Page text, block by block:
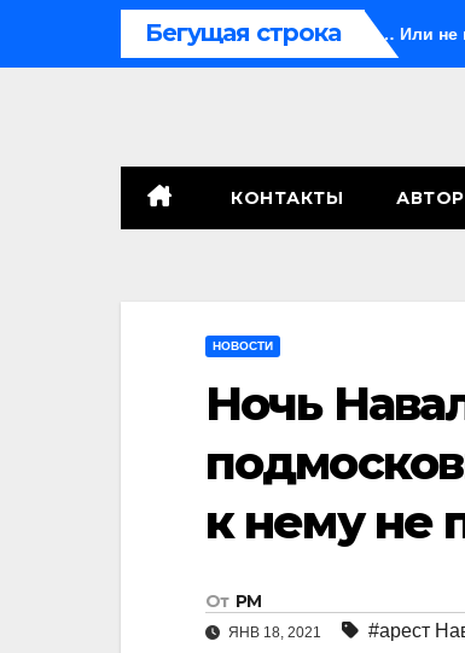
Бегущая строка
Иногда они возвращаются… Или не
КОНТАКТЫ
НОВОСТИ
Ночь
к нему не
От РМ
ЯНВ 18, 2021 #арест